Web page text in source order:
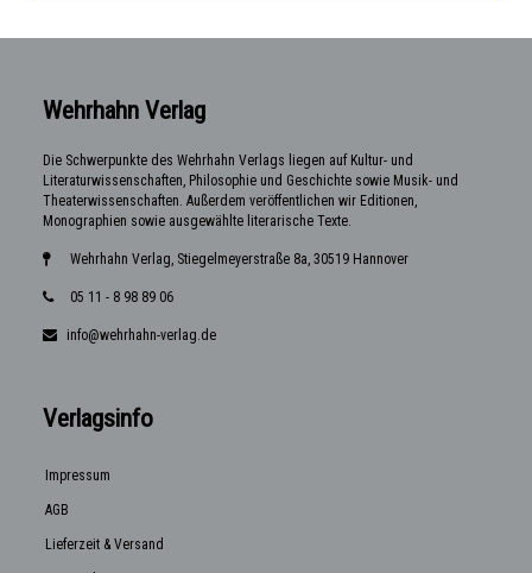
Wehrhahn Verlag
Die Schwerpunkte des Wehrhahn Verlags liegen auf Kultur- und
Literaturwissenschaften, Philosophie und Geschichte sowie Musik- und
Theaterwissenschaften. Außerdem veröffentlichen wir Editionen,
Monographien sowie ausgewählte literarische Texte.
Wehrhahn Verlag, Stiegelmeyerstraße 8a, 30519 Hannover
05 11 - 8 98 89 06
info@wehrhahn-verlag.de
Verlagsinfo
Impressum
AGB
Lieferzeit & Versand